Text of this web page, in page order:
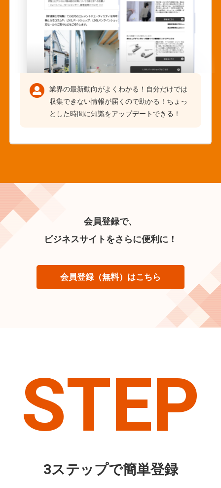
業界の最新動向がよくわかる！自分だけでは
収集できない情報が届くので助かる！ちょっ
とした時間に知識をアップデートできる！
会員登録で、
ビジネスサイトをさらに便利に！
会員登録（無料）はこちら
STEP
3ステップで簡単登録